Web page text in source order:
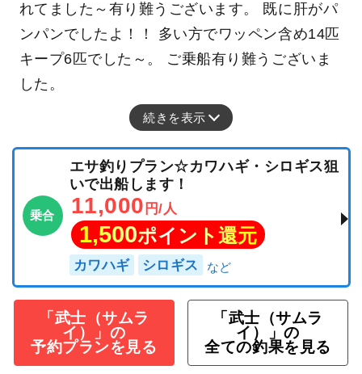
れてました～有り難うございます。 既に肝がパ
ンパンでしたよ！！ 多い方でワッペン含め14匹
キープ6匹でした～。 ご乗船有り難うございま
した。
続きを表示
乗合
エサ釣りプラン☆カワハギ・シロギス狙
いで出船します！
11,000 円/人
1,500ポイント還元
カワハギ シロギス
「武士（サムラ
イ）」の
予約プランを見る
「武士（サムラ
イ）」の
全ての釣果を見る